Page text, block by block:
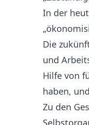
In der
Die
und
Hilfe von
haben,
Zu den